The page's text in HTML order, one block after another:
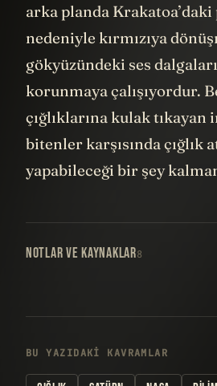
arka planda
nedeniyle kırmızıya
gökyüzündeki ses
korunmaya çalışıyordur.
çığlıklarına kulak tıkayan
bitenler karşısında çığlık
yapabileceği bir şey
NOTLAR VE KAYNAKLAR8
BU YAZIDAKI KAVRAMLAR